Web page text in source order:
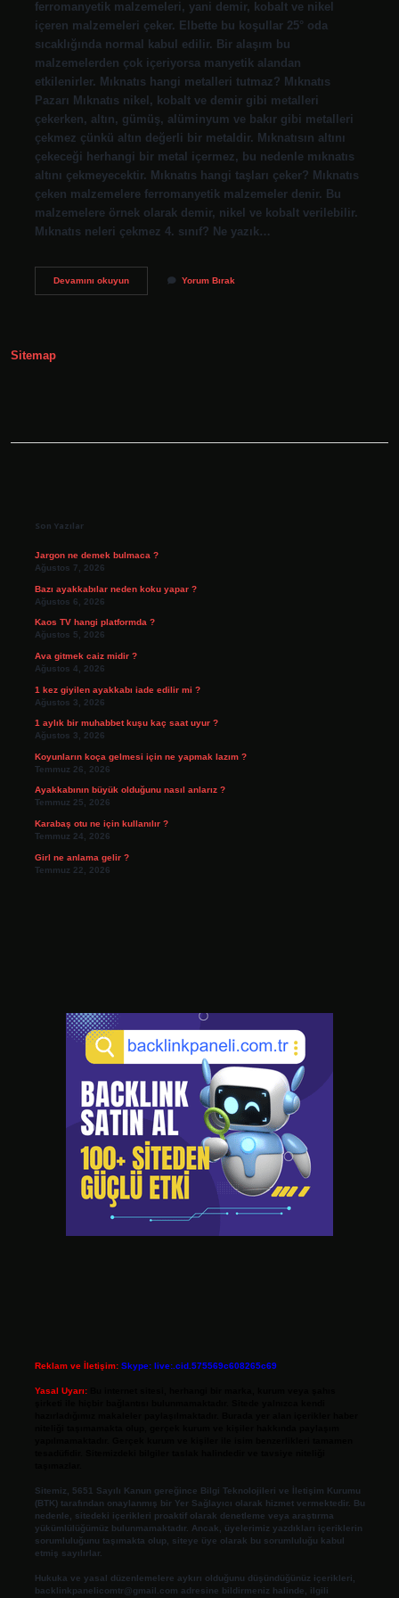
ferromanyetik malzemeleri, yani demir, kobalt ve nikel
içeren malzemeleri çeker. Elbette bu koşullar 25° oda
sıcaklığında normal kabul edilir. Bir alaşım bu
malzemelerden çok içeriyorsa manyetik alandan
etkilenirler. Mıknatıs hangi metalleri tutmaz? Mıknatıs
Pazarı Mıknatıs nikel, kobalt ve demir gibi metalleri
çekerken, altın, gümüş, alüminyum ve bakır gibi metalleri
çekmez çünkü altın değerli bir metaldir. Mıknatısın altını
çekeceği herhangi bir metal içermez, bu nedenle mıknatıs
altını çekmeyecektir. Mıknatıs hangi taşları çeker? Mıknatıs
çeken malzemelere ferromanyetik malzemeler denir. Bu
malzemelere örnek olarak demir, nikel ve kobalt verilebilir.
Mıknatıs neleri çekmez 4. sınıf? Ne yazık…
Devamını okuyunAlaşımlar
Yorum Bırak
Sitemap
Son Yazılar
Jargon ne demek bulmaca ?
Ağustos 7, 2026
Bazı ayakkabılar neden koku yapar ?
Ağustos 6, 2026
Kaos TV hangi platformda ?
Ağustos 5, 2026
Ava gitmek caiz midir ?
Ağustos 4, 2026
1 kez giyilen ayakkabı iade edilir mi ?
Ağustos 3, 2026
1 aylık bir muhabbet kuşu kaç saat uyur ?
Ağustos 3, 2026
Koyunların koça gelmesi için ne yapmak lazım ?
Temmuz 26, 2026
Ayakkabının büyük olduğunu nasıl anlarız ?
Temmuz 25, 2026
Karabaş otu ne için kullanılır ?
Temmuz 24, 2026
Girl ne anlama gelir ?
Temmuz 22, 2026
Reklam ve İletişim: Skype: live:.cid.575569c608265c69
Yasal Uyarı:
Sitemiz, 5651 Sayılı Kanun gereğince Bilgi Teknolojileri ve İletişim Kurumu
(BTK) tarafından onaylanmış bir Yer Sağlayıcı olarak hizmet vermektedir. Bu
nedenle, sitedeki içerikleri proaktif olarak denetleme veya araştırma
yükümlülüğümüz bulunmamaktadır. Ancak, üyelerimiz yazdıkları içeriklerin
sorumluluğunu taşımakta olup, siteye üye olarak bu sorumluluğu kabul
etmiş sayılırlar.
Hukuka ve yasal düzenlemelere aykırı olduğunu düşündüğünüz içerikleri,
backlinkpanelicomtr@gmail.com adresine bildirmeniz halinde, ilgili